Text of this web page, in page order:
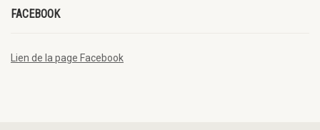
FACEBOOK
Lien de la page Facebook